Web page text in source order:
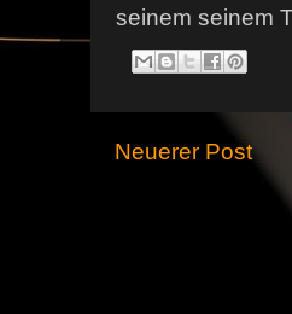
seinem seinem
Neuerer Post